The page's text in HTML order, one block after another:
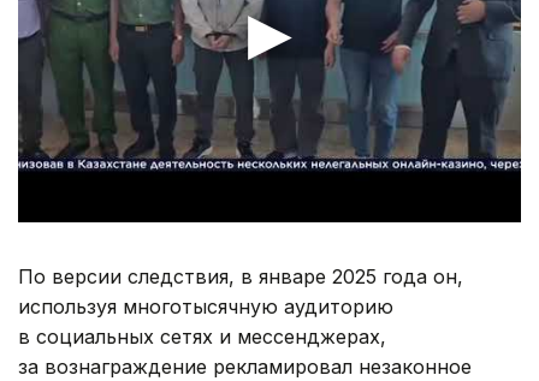
По версии следствия, в январе 2025 года он,
используя многотысячную аудиторию
в социальных сетях и мессенджерах,
за вознаграждение рекламировал незаконное